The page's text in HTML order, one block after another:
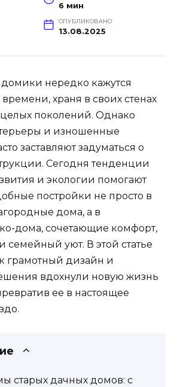
6 мин
ОПУБЛИКОВАНО
13.08.2025
нередко кажутся
храня в своих стенах
поколений. Однако
и изношенные
заставляют задуматься о
Сегодня тенденции
и экологии помогают
постройки не просто в
дома, а в
дома, сочетающие комфорт,
семейный уют. В этой статье
грамотный дизайн и
вдохнули новую жизнь
ее в настоящее
старых дачных домов: с